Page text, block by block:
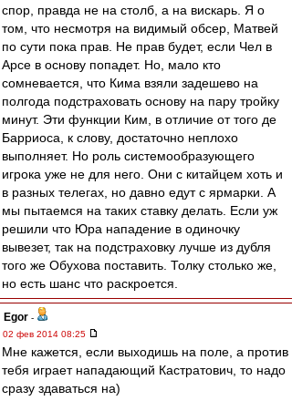
спор, правда не на столб, а на вискарь. Я о
том, что несмотря на видимый обсер, Матвей
по сути пока прав. Не прав будет, если Чел в
Арсе в основу попадет. Но, мало кто
сомневается, что Кима взяли задешево на
полгода подстраховать основу на пару тройку
минут. Эти функции Ким, в отличие от того де
Барриоса, к слову, достаточно неплохо
выполняет. Но роль системообразующего
игрока уже не для него. Они с китайцем хоть и
в разных телегах, но давно едут с ярмарки. А
мы пытаемся на таких ставку делать. Если уж
решили что Юра нападение в одиночку
вывезет, так на подстраховку лучше из дубля
того же Обухова поставить. Толку столько же,
но есть шанс что раскроется.
Egor -
02 фев 2014 08:25
Мне кажется, если выходишь на поле, а против
тебя играет нападающий Кастратович, то надо
сразу здаваться на)